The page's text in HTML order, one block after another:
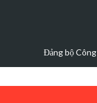
Các trường